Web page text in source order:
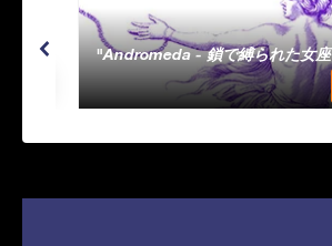
Andromeda - 鎖で縛られた女座